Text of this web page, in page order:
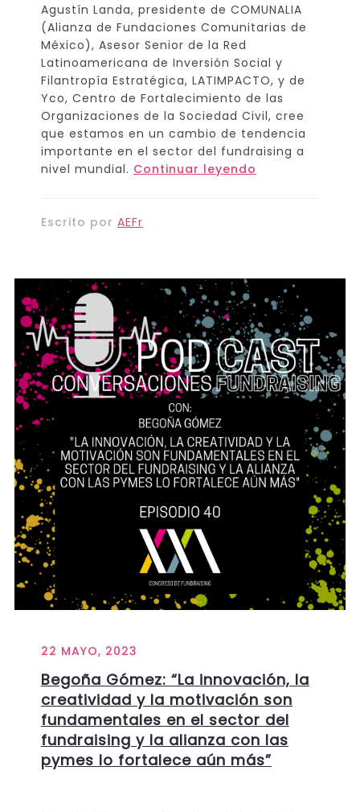
Agustín Landa, presidente de COMUNALIA
(Alianza de Fundaciones Comunitarias de
México), Asesor Senior de la Red
Latinoamericana de Inversión Social y
Filantropía Estratégica, LATIMPACTO, y de
Yco, Centro de Fortalecimiento de las
Organizaciones de la Sociedad Civil, cree
que estamos en un cambio de tendencia
importante en el sector del fundraising a
nivel mundial. Continuar leyendo
Escrito por AEFr
22 MAYO, 2023
Begoña Gómez: “La innovación, la
creatividad y la motivación son
fundamentales en el sector del
fundraising y la alianza con las
pymes lo fortalece aún más”